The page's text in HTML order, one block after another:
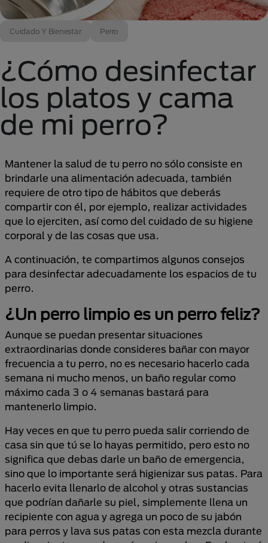
Cuidado Y Bienestar Perro
¿Cómo desinfectar
los platos y cama
de mi perro?
Mantener la salud de tu perro no sólo consiste en
brindarle una alimentación adecuada, también
requiere de otro tipo de hábitos que deberás
compartir con él, por ejemplo, realizar actividades
que lo ejerciten, así como del cuidado de su higiene
corporal y de las cosas que usa.
A continuación, te compartimos algunos consejos
para desinfectar adecuadamente los espacios de tu
perro.
¿Un perro limpio es un perro feliz?
Aunque se puedan presentar situaciones
extraordinarias donde consideres bañar con mayor
frecuencia a tu perro, no es necesario hacerlo cada
semana ni mucho menos, un baño regular como
máximo cada 3 o 4 semanas bastará para
mantenerlo limpio.
Hay veces en que tu perro pueda salir corriendo de
casa sin que tú se lo hayas permitido, pero esto no
significa que debas darle un baño de emergencia,
sino que lo importante será higienizar sus patas. Para
hacerlo evita llenarlo de alcohol y otras sustancias
que podrían dañarle su piel, simplemente llena un
recipiente con agua y agrega un poco de su jabón
para perros y lava sus patas con esta mezcla durante